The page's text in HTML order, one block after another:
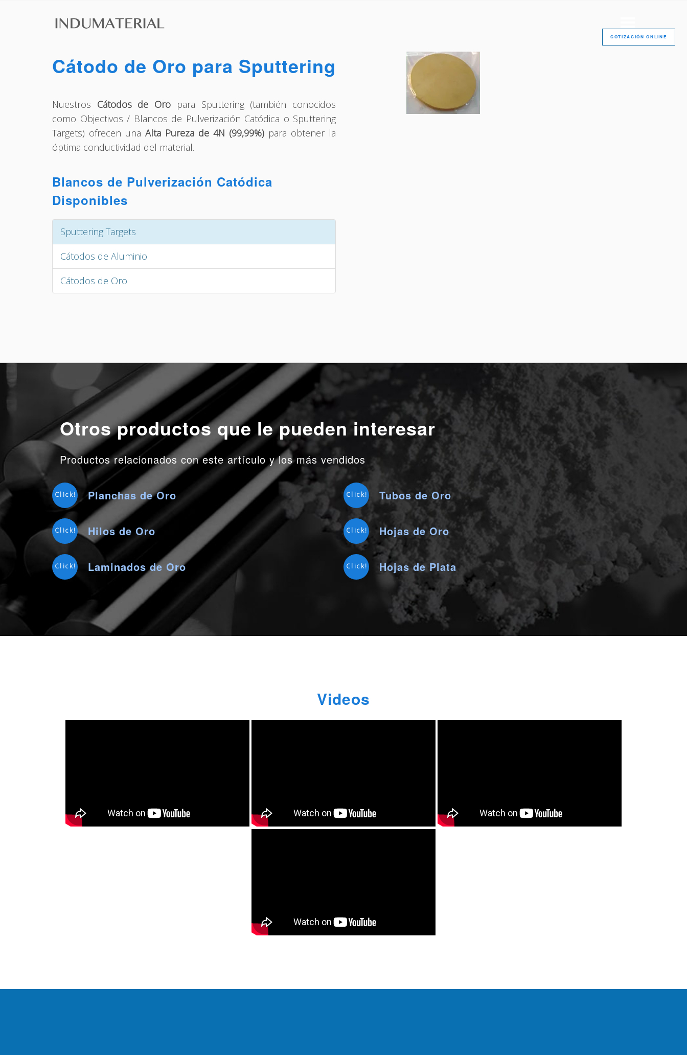
COTIZACIÓN ONLINE
Cátodo de Oro para Sputtering
Nuestros Cátodos de Oro para Sputtering (también conocidos
como Objectivos / Blancos de Pulverización Catódica o Sputtering
Targets) ofrecen una Alta Pureza de 4N (99,99%) para obtener la
óptima conductividad del material.
Blancos de Pulverización Catódica
Disponibles
Sputtering Targets
Cátodos de Aluminio
Cátodos de Oro
Otros productos que le pueden interesar
Productos relacionados con este artículo y los más vendidos
Click! Planchas de Oro Click! Tubos de Oro
Click! Hilos de Oro Click! Hojas de Oro
Click! Laminados de Oro Click! Hojas de Plata
Videos